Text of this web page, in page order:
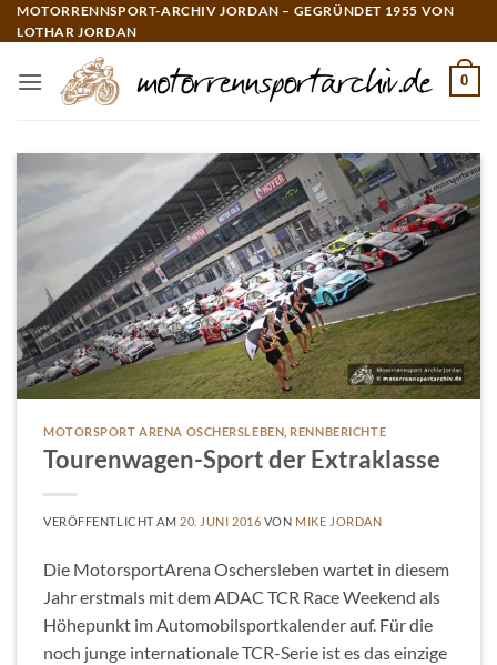
Zum
Inhalt
MOTORRENNSPORT-ARCHIV JORDAN – GEGRÜNDET 1955 VON
LOTHAR JORDAN
0
MOTORSPORT ARENA OSCHERSLEBEN RENNBERICHTE
Tourenwagen-Sport der Extraklasse
VERÖFFENTLICHT AM 20. JUNI 2016 VON MIKE JORDAN
Die MotorsportArena Oschersleben wartet in diesem
Jahr erstmals mit dem ADAC TCR Race Weekend als
Höhepunkt im Automobilsportkalender auf. Für die
noch junge internationale TCR-Serie ist es das einzige